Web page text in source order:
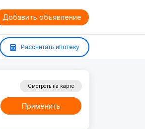
Добавить объявление
Рассчитать ипотеку
Смотреть на карте
Применить